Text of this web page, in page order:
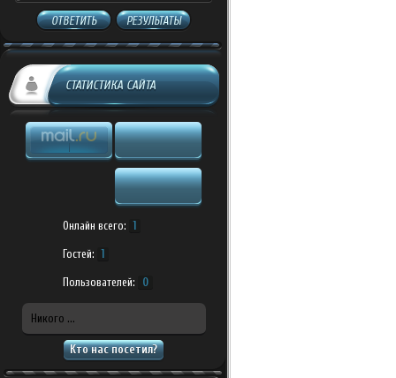
ОТВЕТИТЬ РЕЗУЛЬТАТЫ
СТАТИСТИКА САЙТА
Онлайн всего: 1
Гостей: 1
Пользователей: 0
Никого ...
Кто нас посетил?